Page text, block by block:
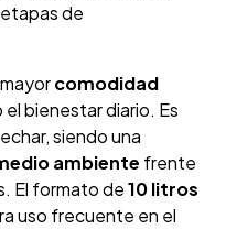
de
comodidad
bienestar diario. Es
siendo una
ambiente frente
El formato de10 litros
uso frecuente en el